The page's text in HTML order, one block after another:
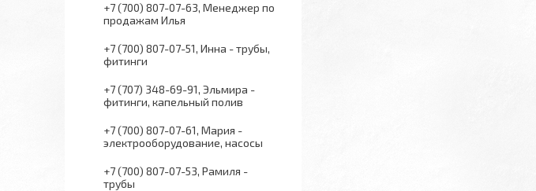
+7 (700) 807-07-63 Менеджер по
продажам Илья
+7 (700) 807-07-51 Инна - трубы,
фитинги
+7 (707) 348-69-91 Эльмира -
фитинги, капельный полив
+7 (700) 807-07-61 Мария -
электрооборудование, насосы
+7 (700) 807-07-53 Рамиля -
трубы